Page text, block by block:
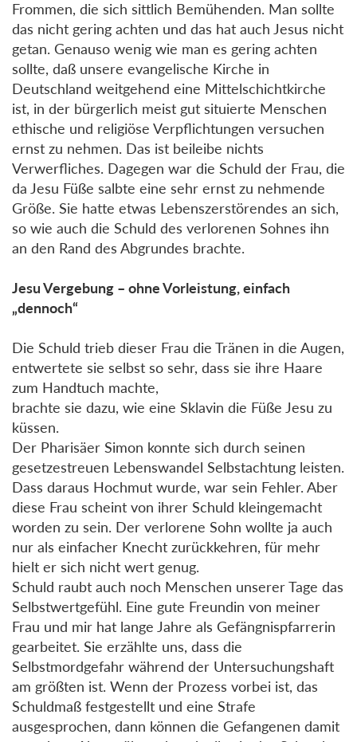
Frommen, die sich sittlich Bemühenden. Man sollte
das nicht gering achten und das hat auch Jesus nicht
getan. Genauso wenig wie man es gering achten
sollte, daß unsere evangelische Kirche in
Deutschland weitgehend eine Mittelschichtkirche
ist, in der bürgerlich meist gut situierte Menschen
ethische und religiöse Verpflichtungen versuchen
ernst zu nehmen. Das ist beileibe nichts
Verwerfliches. Dagegen war die Schuld der Frau, die
da Jesu Füße salbte eine sehr ernst zu nehmende
Größe. Sie hatte etwas Lebenszerstörendes an sich,
so wie auch die Schuld des verlorenen Sohnes ihn
an den Rand des Abgrundes brachte.
Jesu Vergebung – ohne Vorleistung, einfach
„dennoch“
Die Schuld trieb dieser Frau die Tränen in die Augen,
entwertete sie selbst so sehr, dass sie ihre Haare
zum Handtuch machte,
brachte sie dazu, wie eine Sklavin die Füße Jesu zu
küssen.
Der Pharisäer Simon konnte sich durch seinen
gesetzestreuen Lebenswandel Selbstachtung leisten.
Dass daraus Hochmut wurde, war sein Fehler. Aber
diese Frau scheint von ihrer Schuld kleingemacht
worden zu sein. Der verlorene Sohn wollte ja auch
nur als einfacher Knecht zurückkehren, für mehr
hielt er sich nicht wert genug.
Schuld raubt auch noch Menschen unserer Tage das
Selbstwertgefühl. Eine gute Freundin von meiner
Frau und mir hat lange Jahre als Gefängnispfarrerin
gearbeitet. Sie erzählte uns, dass die
Selbstmordgefahr während der Untersuchungshaft
am größten ist. Wenn der Prozess vorbei ist, das
Schuldmaß festgestellt und eine Strafe
ausgesprochen, dann können die Gefangenen damit